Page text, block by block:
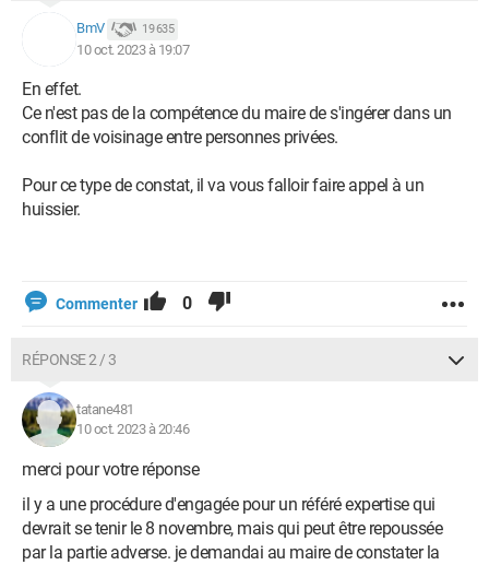
BmV 19 635
10 oct. 2023 à 19:07
En effet.
Ce n'est pas de la compétence du maire de s'ingérer dans un
conflit de voisinage entre personnes privées.
Pour ce type de constat, il va vous falloir faire appel à un
huissier.
Commenter 0
RÉPONSE 2 / 3
tatane481
10 oct. 2023 à 20:46
merci pour votre réponse
il y a une procédure d'engagée pour un référé expertise qui
devrait se tenir le 8 novembre, mais qui peut être repoussée
par la partie adverse. je demandai au maire de constater la